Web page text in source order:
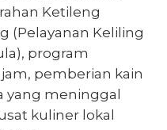
Ketileng
(Pelayanan Keliling
program
pemberian kain
yang meninggal
kuliner lokal